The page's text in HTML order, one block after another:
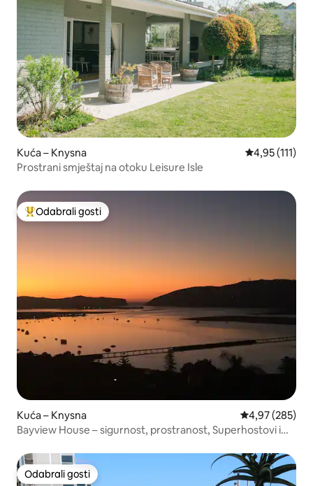
Kuća – Knysna Prosječna
4,95 (111)
Prostrani smještaj na otoku Leisure Isle
Među najviše rangiranima s oznakom „Odabrali gosti”
Odabrali gosti
Kuća – Knysna Prosječna
4,97 (285)
Bayview House – sigurnost, prostranost, Superhostovi i
Odabrali gosti
Odabrali gosti